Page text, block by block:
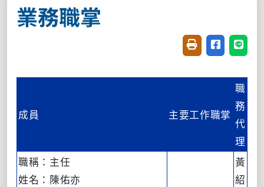
業務職掌
友善列印(開新視
分享至臉書
分享
成員 主要工作職掌
職
務
代
理
職稱：主任
姓名：陳佑亦
黃
紹